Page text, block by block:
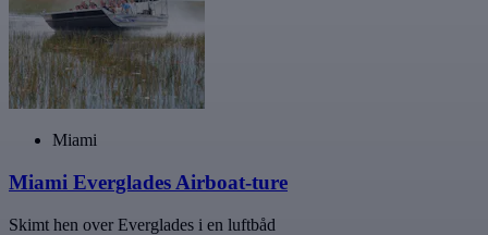
Miami
Miami Everglades Airboat-ture
Skimt hen over Everglades i en luftbåd